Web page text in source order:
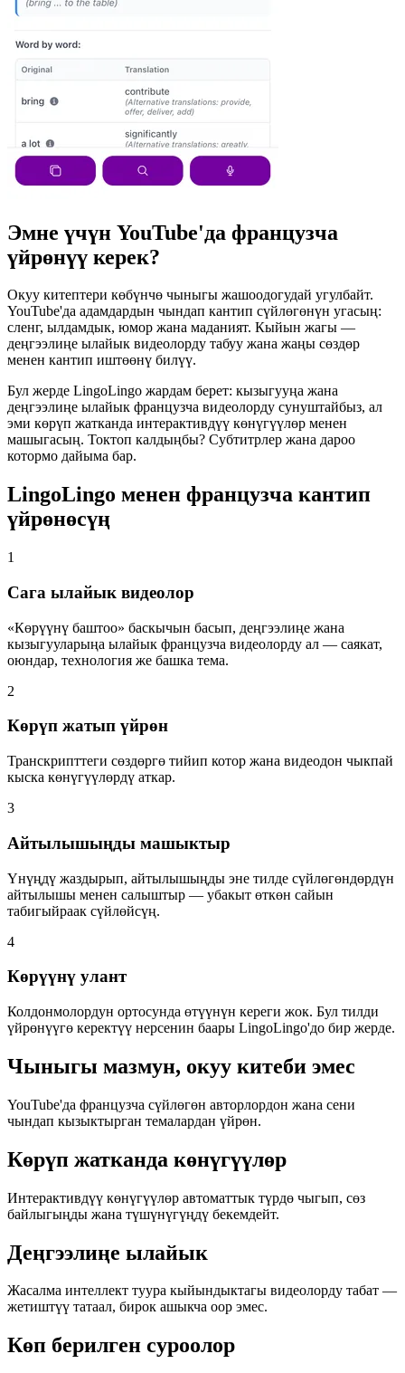
Эмне үчүн YouTube'да французча
үйрөнүү керек?
Окуу китептери көбүнчө чыныгы жашоодогудай угулбайт.
YouTube'да адамдардын чындап кантип сүйлөгөнүн угасың:
сленг, ылдамдык, юмор жана маданият. Кыйын жагы —
деңгээлиңе ылайык видеолорду табуу жана жаңы сөздөр
менен кантип иштөөнү билүү.
Бул жерде LingoLingo жардам берет: кызыгууңа жана
деңгээлиңе ылайык французча видеолорду сунуштайбыз, ал
эми көрүп жатканда интерактивдүү көнүгүүлөр менен
машыгасың. Токтоп калдыңбы? Субтитрлер жана дароо
котормо дайыма бар.
LingoLingo менен французча кантип
үйрөнөсүң
1
Сага ылайык видеолор
«Көрүүнү баштоо» баскычын басып, деңгээлиңе жана
кызыгууларыңа ылайык французча видеолорду ал — саякат,
оюндар, технология же башка тема.
2
Көрүп жатып үйрөн
Транскрипттеги сөздөргө тийип котор жана видеодон чыкпай
кыска көнүгүүлөрдү аткар.
3
Айтылышыңды машыктыр
Үнүңдү жаздырып, айтылышыңды эне тилде сүйлөгөндөрдүн
айтылышы менен салыштыр — убакыт өткөн сайын
табигыйраак сүйлөйсүң.
4
Көрүүнү улант
Колдонмолордун ортосунда өтүүнүн кереги жок. Бул тилди
үйрөнүүгө керектүү нерсенин баары LingoLingo'до бир жерде.
Чыныгы мазмун, окуу китеби эмес
YouTube'да французча сүйлөгөн авторлордон жана сени
чындап кызыктырган темалардан үйрөн.
Көрүп жатканда көнүгүүлөр
Интерактивдүү көнүгүүлөр автоматтык түрдө чыгып, сөз
байлыгыңды жана түшүнүгүңдү бекемдейт.
Деңгээлиңе ылайык
Жасалма интеллект туура кыйындыктагы видеолорду табат —
жетиштүү татаал, бирок ашыкча оор эмес.
Көп берилген суроолор